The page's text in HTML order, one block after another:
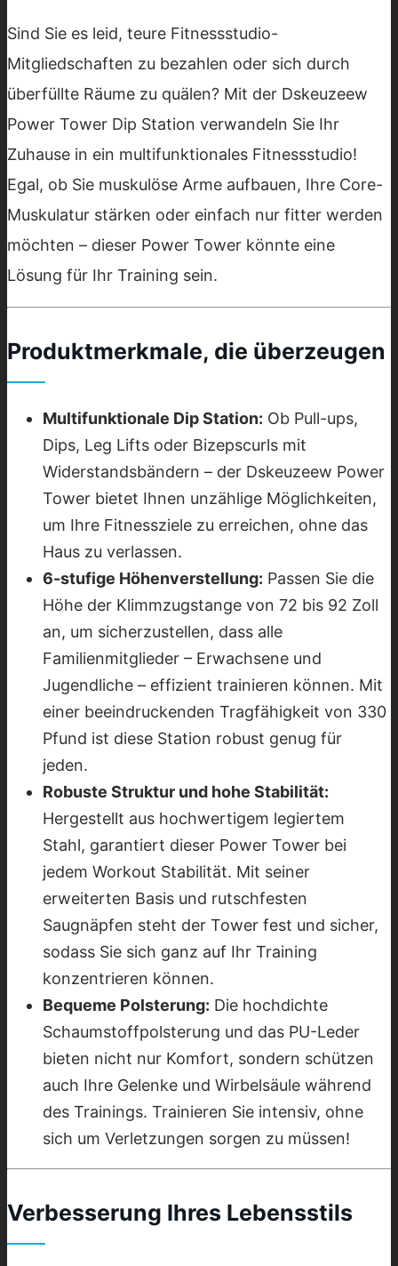
Sind Sie es leid, teure Fitnessstudio-
Mitgliedschaften zu bezahlen oder sich durch
überfüllte Räume zu quälen? Mit der Dskeuzeew
Power Tower Dip Station verwandeln Sie Ihr
Zuhause in ein multifunktionales Fitnessstudio!
Egal, ob Sie muskulöse Arme aufbauen, Ihre Core-
Muskulatur stärken oder einfach nur fitter werden
möchten – dieser Power Tower könnte eine
Lösung für Ihr Training sein.
Produktmerkmale, die überzeugen
Multifunktionale Dip Station: Ob Pull-ups,
Dips, Leg Lifts oder Bizepscurls mit
Widerstandsbändern – der Dskeuzeew Power
Tower bietet Ihnen unzählige Möglichkeiten,
um Ihre Fitnessziele zu erreichen, ohne das
Haus zu verlassen.
6-stufige Höhenverstellung: Passen Sie die
Höhe der Klimmzugstange von 72 bis 92 Zoll
an, um sicherzustellen, dass alle
Familienmitglieder – Erwachsene und
Jugendliche – effizient trainieren können. Mit
einer beeindruckenden Tragfähigkeit von 330
Pfund ist diese Station robust genug für
jeden.
Robuste Struktur und hohe Stabilität:
Hergestellt aus hochwertigem legiertem
Stahl, garantiert dieser Power Tower bei
jedem Workout Stabilität. Mit seiner
erweiterten Basis und rutschfesten
Saugnäpfen steht der Tower fest und sicher,
sodass Sie sich ganz auf Ihr Training
konzentrieren können.
Bequeme Polsterung: Die hochdichte
Schaumstoffpolsterung und das PU-Leder
bieten nicht nur Komfort, sondern schützen
auch Ihre Gelenke und Wirbelsäule während
des Trainings. Trainieren Sie intensiv, ohne
sich um Verletzungen sorgen zu müssen!
Verbesserung Ihres Lebensstils